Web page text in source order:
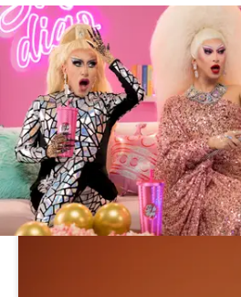
Atresplayer Premium » Drag Race
Chloe Vittu Drag Race España
Vídeos